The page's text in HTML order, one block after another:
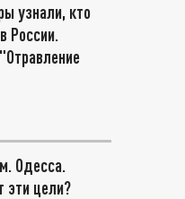
узнали, кто
России.
Одесса.
эти цели?